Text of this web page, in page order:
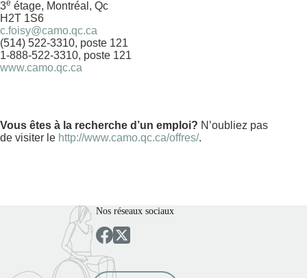
3e étage, Montréal, Qc
H2T 1S6
c.foisy@camo.qc.ca
(514) 522-3310, poste 121
1-888-522-3310, poste 121
www.camo.qc.ca
Vous êtes à la recherche d’un emploi? N’oubliez pas
de visiter le http://www.camo.qc.ca/offres/.
Nos réseaux sociaux